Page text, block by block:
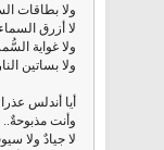
ولا بطاقات
لا أزرق
ولا غواية
ولا بساتين
أيا أندلس
وأنت مذبوحةٌ..
لا جيادٌ ولا